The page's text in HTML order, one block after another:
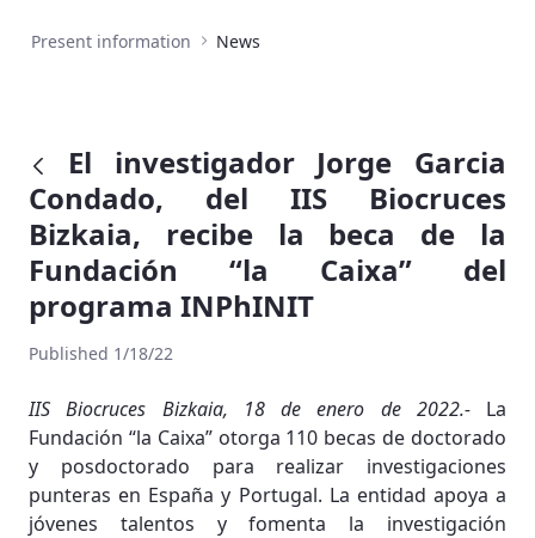
Present information News
El investigador Jorge Garcia
Condado, del IIS Biocruces
Bizkaia, recibe la beca de la
Fundación “la Caixa” del
programa INPhINIT
Published 1/18/22
IIS Biocruces Bizkaia, 18 de enero de 2022.- La
Fundación “la Caixa” otorga 110 becas de doctorado
y posdoctorado para realizar investigaciones
punteras en España y Portugal. La entidad apoya a
jóvenes talentos y fomenta la investigación